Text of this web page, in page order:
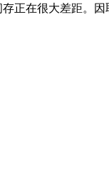
正在很大差距。